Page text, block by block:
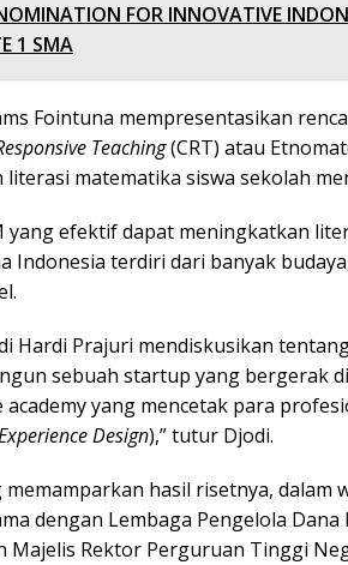
FOR INNOVATIVE
1 SMA
Fointuna mempresentasikan
Teaching(CRT) atau
matematika siswa sekolah
yang efektif dapat meningkatkan
Indonesia terdiri dari banyak
Hardi Prajuri mendiskusikan
sebuah startup yang bergerak
yang mencetak para
Design),” tutur Djodi.
memamparkan hasil risetnya, dalam
dengan Lembaga Pengelola Dana
Majelis Rektor Perguruan Tinggi